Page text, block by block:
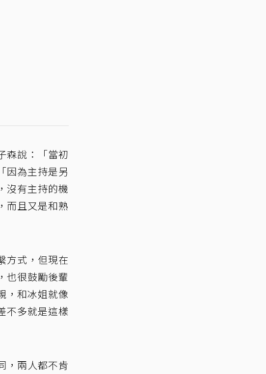
森說：「當初
因為主持是另
沒有主持的機
而且又是和熟
方式，但現在
也很鼓勵後輩
，和冰姐就像
不多就是這樣
，兩人都不肯